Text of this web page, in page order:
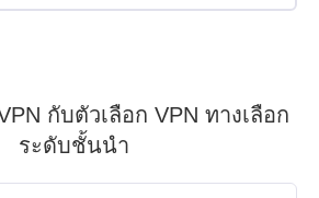
กับตัวเลือก VPN ทางเลือก
ระดับชั้นนำ